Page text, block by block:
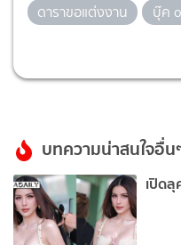
ดาราขอแต่งงาน
บุ๊ค
บทความน่าสนใจอื่น
เปิด